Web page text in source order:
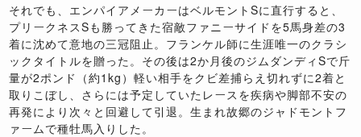
それでも、エンパイアメーカーはベルモントSに直行すると、
プリークネスSも勝ってきた宿敵ファニーサイドを5馬身差の3
着に沈めて意地の三冠阻止。フランケル師に生涯唯一のクラシ
ックタイトルを贈った。その後は2か月後のジムダンディSで斤
量が2ポンド（約1kg）軽い相手をクビ差捕らえ切れずに2着と
取りこぼし、さらには予定していたレースを疾病や脚部不安の
再発により次々と回避して引退。生まれ故郷のジャドモントフ
ァームで種牡馬入りした。